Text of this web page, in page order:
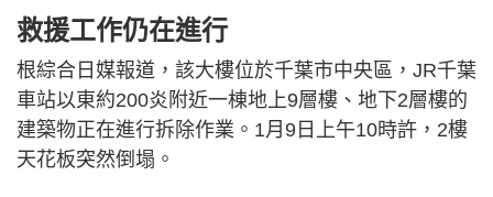
救援工作仍在進行
根綜合日媒報道，該大樓位於千葉市中央區，JR千葉
車站以東約200炎附近一棟地上9層樓、地下2層樓的
建築物正在進行拆除作業。1月9日上午10時許，2樓
天花板突然倒塌。